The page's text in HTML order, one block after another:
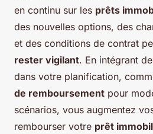
en continu sur les prêts
des nouvelles options, des
et des conditions de contrat
rester vigilant. En intégrant
dans votre planification,
de remboursement pour
scénarios, vous augmentez
rembourser votre prêt